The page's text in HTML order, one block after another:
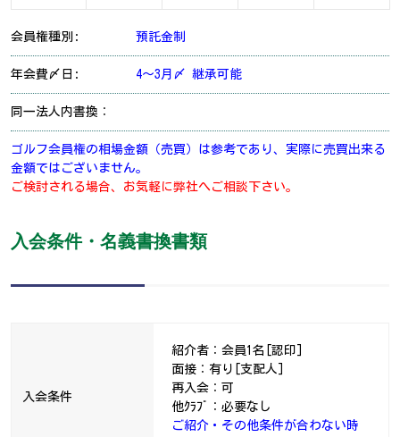
会員権種別: 預託金制
年会費〆日: 4～3月〆 継承可能
同一法人内書換：
ゴルフ会員権の相場金額（売買）は参考であり、実際に売買出来る
金額ではございません。
ご検討される場合、お気軽に弊社へご相談下さい。
入会条件・名義書換書類
入会条件
紹介者：会員1名[認印]
面接：有り[支配人]
再入会：可
他ｸﾗﾌﾞ：必要なし
ご紹介・その他条件が合わない時